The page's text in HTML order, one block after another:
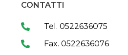
CONTATTI
Tel. 0522636075
Fax. 0522636076